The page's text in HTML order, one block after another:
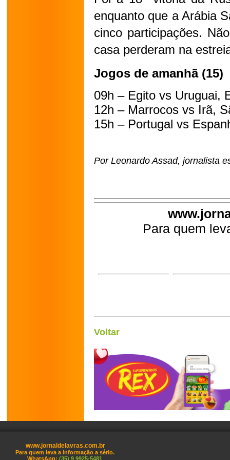
enquanto que a Arábia
cinco participações.
casa perderam na
Jogos de amanhã (15)
09h – Egito vs Uruguai,
12h – Marrocos vs Irã,
15h – Portugal vs
Por Leonardo Assad, jornalista
Para quem
Voltar
www.jornaldelavras.com.br
Para quem leva a informação a sério.
WhatsApp: (35) 9 9925-5481